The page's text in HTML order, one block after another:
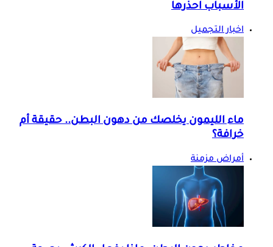
الأسباب احذرها
اخبار التجميل
ماء الليمون يخلصك من دهون البطن.. حقيقة أم
خرافة؟
أمراض مزمنة